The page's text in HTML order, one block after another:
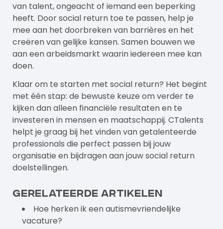
van talent, ongeacht of iemand een beperking
heeft. Door social return toe te passen, help je
mee aan het doorbreken van barrières en het
creëren van gelijke kansen. Samen bouwen we
aan een arbeidsmarkt waarin iedereen mee kan
doen.
Klaar om te starten met social return? Het begint
met één stap: de bewuste keuze om verder te
kijken dan alleen financiële resultaten en te
investeren in mensen en maatschappij. CTalents
helpt je graag bij het vinden van getalenteerde
professionals die perfect passen bij jouw
organisatie en bijdragen aan jouwsocial return
doelstellingen.
Gerelateerde artikelen
Hoe herken ik een autismevriendelijke
vacature?